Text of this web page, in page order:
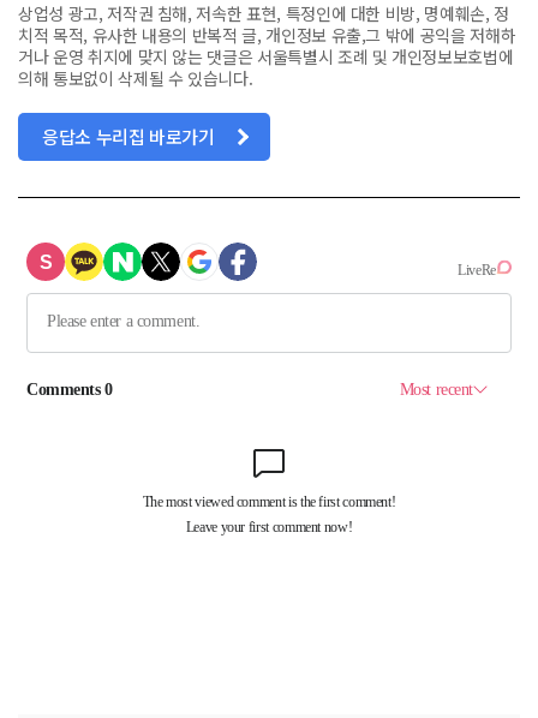
상업성 광고, 저작권 침해, 저속한 표현, 특정인에 대한 비방, 명예훼손, 정
치적 목적, 유사한 내용의 반복적 글, 개인정보 유출,그 밖에 공익을 저해하
거나 운영 취지에 맞지 않는 댓글은 서울특별시 조례 및 개인정보보호법에
의해 통보없이 삭제될 수 있습니다.
응답소 누리집 바로가기